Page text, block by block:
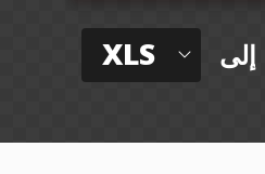
XLS إلى